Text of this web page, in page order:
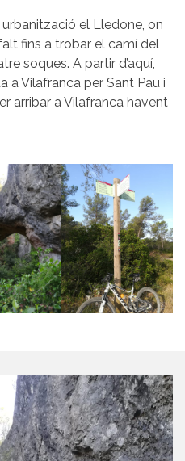
el Lledone, on
fins a trobar el camí del
soques. A partir d’aquí,
a Vilafranca per Sant Pau i
arribar a Vilafranca havent